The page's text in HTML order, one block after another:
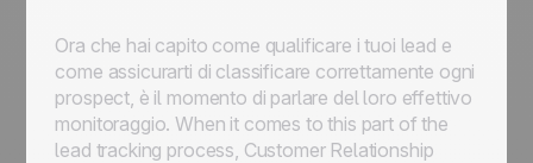
Ora che hai capito come qualificare i tuoi lead e
come assicurarti di classificare correttamente ogni
prospect, è il momento di parlare del loro effettivo
monitoraggio. When it comes to this part of the
lead tracking process, Customer Relationship